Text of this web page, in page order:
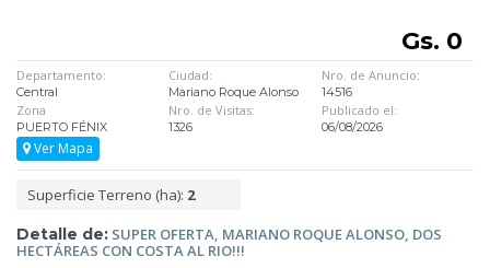
Gs. 0
Departamento:
Central
Ciudad:
Mariano Roque Alonso
Nro. de Anuncio:
14516
Zona
PUERTO FÉNIX
Nro. de Visitas:
1326
Publicado el:
06/08/2026
Ver Mapa
Superficie Terreno (ha): 2
Detalle de: SUPER OFERTA, MARIANO ROQUE ALONSO, DOS
HECTÁREAS CON COSTAAL RIO!!!